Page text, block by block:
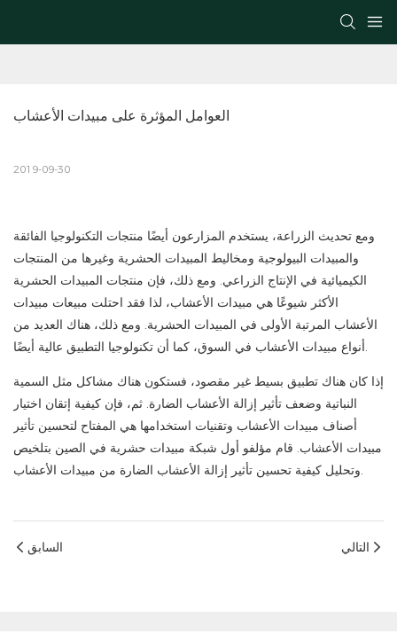
العوامل المؤثرة على مبيدات الأعشاب
2019-09-30
ومع تحديث الزراعة، يستخدم المزارعون أيضًا منتجات التكنولوجيا الفائقة
والمبيدات البيولوجية ومخاليط المبيدات الحشرية وغيرها من المنتجات
الكيميائية في الإنتاج الزراعي. ومع ذلك، فإن منتجات المبيدات الحشرية
الأكثر شيوعًا هي مبيدات الأعشاب، لذا فقد احتلت مبيعات مبيدات
الأعشاب المرتبة الأولى في المبيدات الحشرية. ومع ذلك، هناك العديد من
أنواع مبيدات الأعشاب في السوق، كما أن تكنولوجيا التطبيق عالية أيضًا.
إذا كان هناك تطبيق بسيط غير مقصود، فستكون هناك مشاكل مثل السمية
النباتية وضعف تأثير إزالة الأعشاب الضارة. ثم، فإن كيفية إتقان اختيار
أصناف مبيدات الأعشاب وتقنيات استخدامها هي المفتاح لتحسين تأثير
مبيدات الأعشاب. قام مؤلفو أول شبكة مبيدات حشرية في الصين بتلخيص
وتحليل كيفية تحسين تأثير إزالة الأعشاب الضارة من مبيدات الأعشاب.
السابق التالي